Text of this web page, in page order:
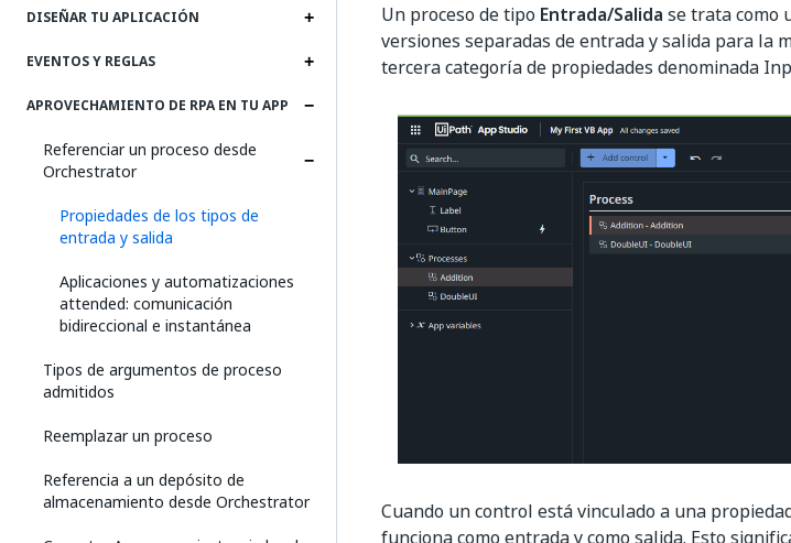
DISEÑAR TU APLICACIÓN
EVENTOS Y REGLAS
APROVECHAMIENTO DE RPA EN TU APP
Referenciar un proceso desde
Orchestrator
Propiedades de los tipos de
entrada y salida
Aplicaciones y automatizaciones
attended: comunicación
bidireccional e instantánea
Tipos de argumentos de proceso
admitidos
Reemplazar un proceso
Referencia a un depósito de
almacenamiento desde Orchestrator
Un proceso de tipo Entrada/Salida se trata como
versiones separadas de entrada y salida para la
tercera categoría de propiedades denominada
Cuando un control está vinculado a una
funciona como entrada y como salida. Esto